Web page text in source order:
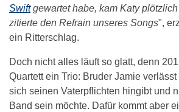
Swiftgewartet habe, kam Katy
zitierte den Refrain unseres Songs",
ein Ritterschlag.
Doch nicht alles läuft so glatt, denn
Quartett ein Trio: Bruder Jamie
sich seinen Vaterpflichten hingibt und
Band sein möchte. Dafür kommt aber